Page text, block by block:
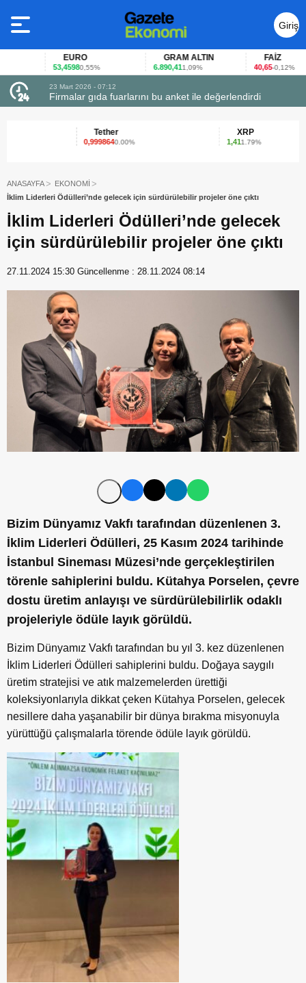
Giriş
Yap
EURO
53,45980,55%
GRAM ALTIN
6.890,411,09% -0,12%
23 Mart 2026 - 07:12
Firmalar gıda fuarlarını bu anket ile değerlendirdi
Tether
0,9998640.00% 1.79%
ANASAYFA
EKONOMİ
İklim Liderleri Ödülleri’nde gelecek için sürdürülebilir projeler öne çıktı
İklim Liderleri Ödülleri’nde gelecek
için sürdürülebilir projeler öne çıktı
27.11.2024 15:30 Güncellenme : 28.11.2024 08:14
Bizim Dünyamız Vakfı tarafından düzenlenen 3.
İklim Liderleri Ödülleri, 25 Kasım 2024 tarihinde
İstanbul Sineması Müzesi’nde gerçekleştirilen
törenle sahiplerini buldu. Kütahya Porselen, çevre
dostu üretim anlayışı ve sürdürülebilirlik odaklı
projeleriyle ödüle layık görüldü.
Bizim Dünyamız Vakfı tarafından bu yıl 3. kez düzenlenen
İklim Liderleri Ödülleri sahiplerini buldu. Doğaya saygılı
üretim stratejisi ve atık malzemelerden ürettiği
koleksiyonlarıyla dikkat çeken Kütahya Porselen, gelecek
nesillere daha yaşanabilir bir dünya bırakma misyonuyla
yürüttüğü çalışmalarla törende ödüle layık görüldü.